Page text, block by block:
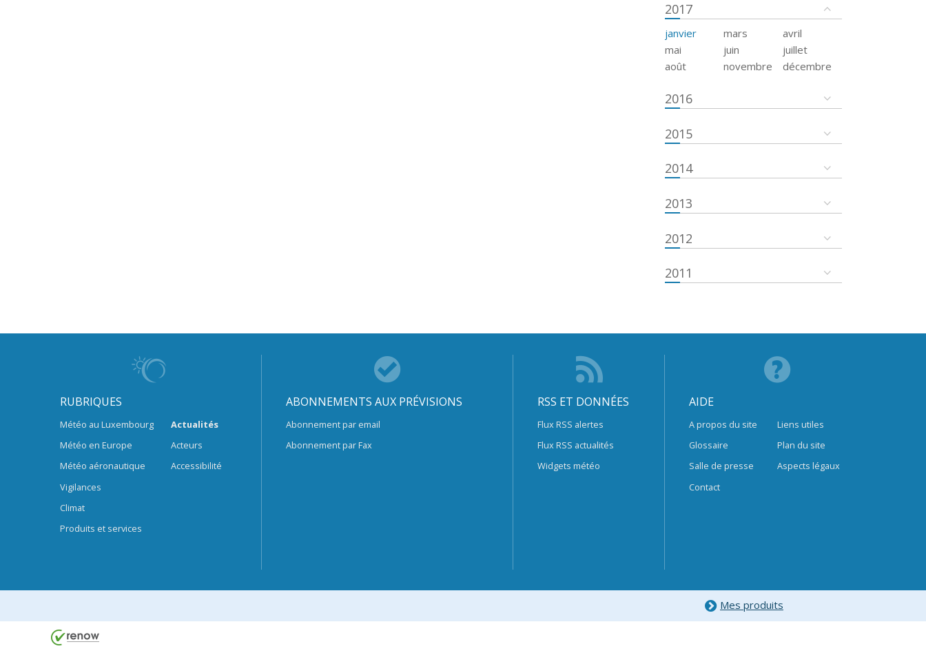
2017
janvier mars
avril
mai
juin
juillet
août
novembre décembre
2016
2015
2014
2013
2012
2011
RUBRIQUES
Météo au Luxembourg
Météo en Europe
Météo aéronautique
Vigilances
Climat
Produits et services
Actualités
Acteurs
Accessibilité
ABONNEMENTS AUX PRÉVISIONS
Abonnement par email
Abonnement par Fax
RSS ET DONNÉES
Flux RSS alertes
Flux RSS actualités
Widgets météo
AIDE
A propos du site
Glossaire
Salle de presse
Contact
Liens utiles
Plan du site
Aspects légaux
Mes produits